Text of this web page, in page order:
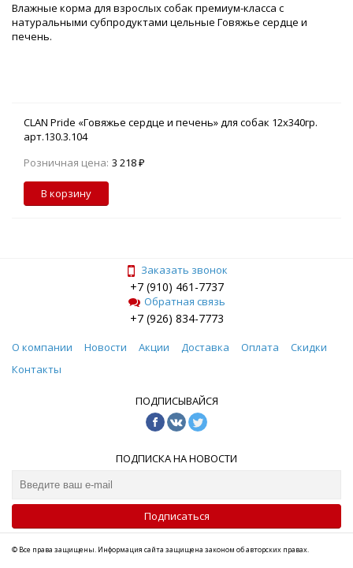
Влажные корма для взрослых собак премиум-класса c
натуральными субпродуктами цельные Говяжье сердце и
печень.
CLAN Pride «Говяжье сердце и печень» для собак 12х340гр.
арт.130.3.104
Розничная цена: 3 218 ₽
В корзину
Заказать звонок
+7 (910) 461-7737
Обратная связь
+7 (926) 834-7773
О компании Новости Акции Доставка Оплата
Скидки
Контакты
ПОДПИСЫВАЙСЯ
ПОДПИСКА НА НОВОСТИ
Подписаться
© Все права защищены. Информация сайта защищена законом об авторских правах.